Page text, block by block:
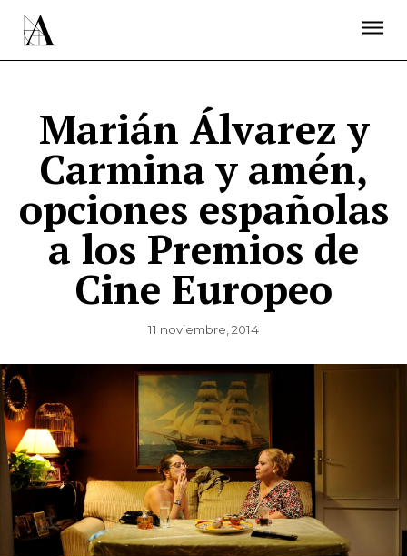
Marián Álvarez y
Carmina y amén,
opciones españolas
a los Premios de
Cine Europeo
11 noviembre, 2014
ÚNETE A LA ACADEMIA DE CINE
PRENSA
NEWSLETTER